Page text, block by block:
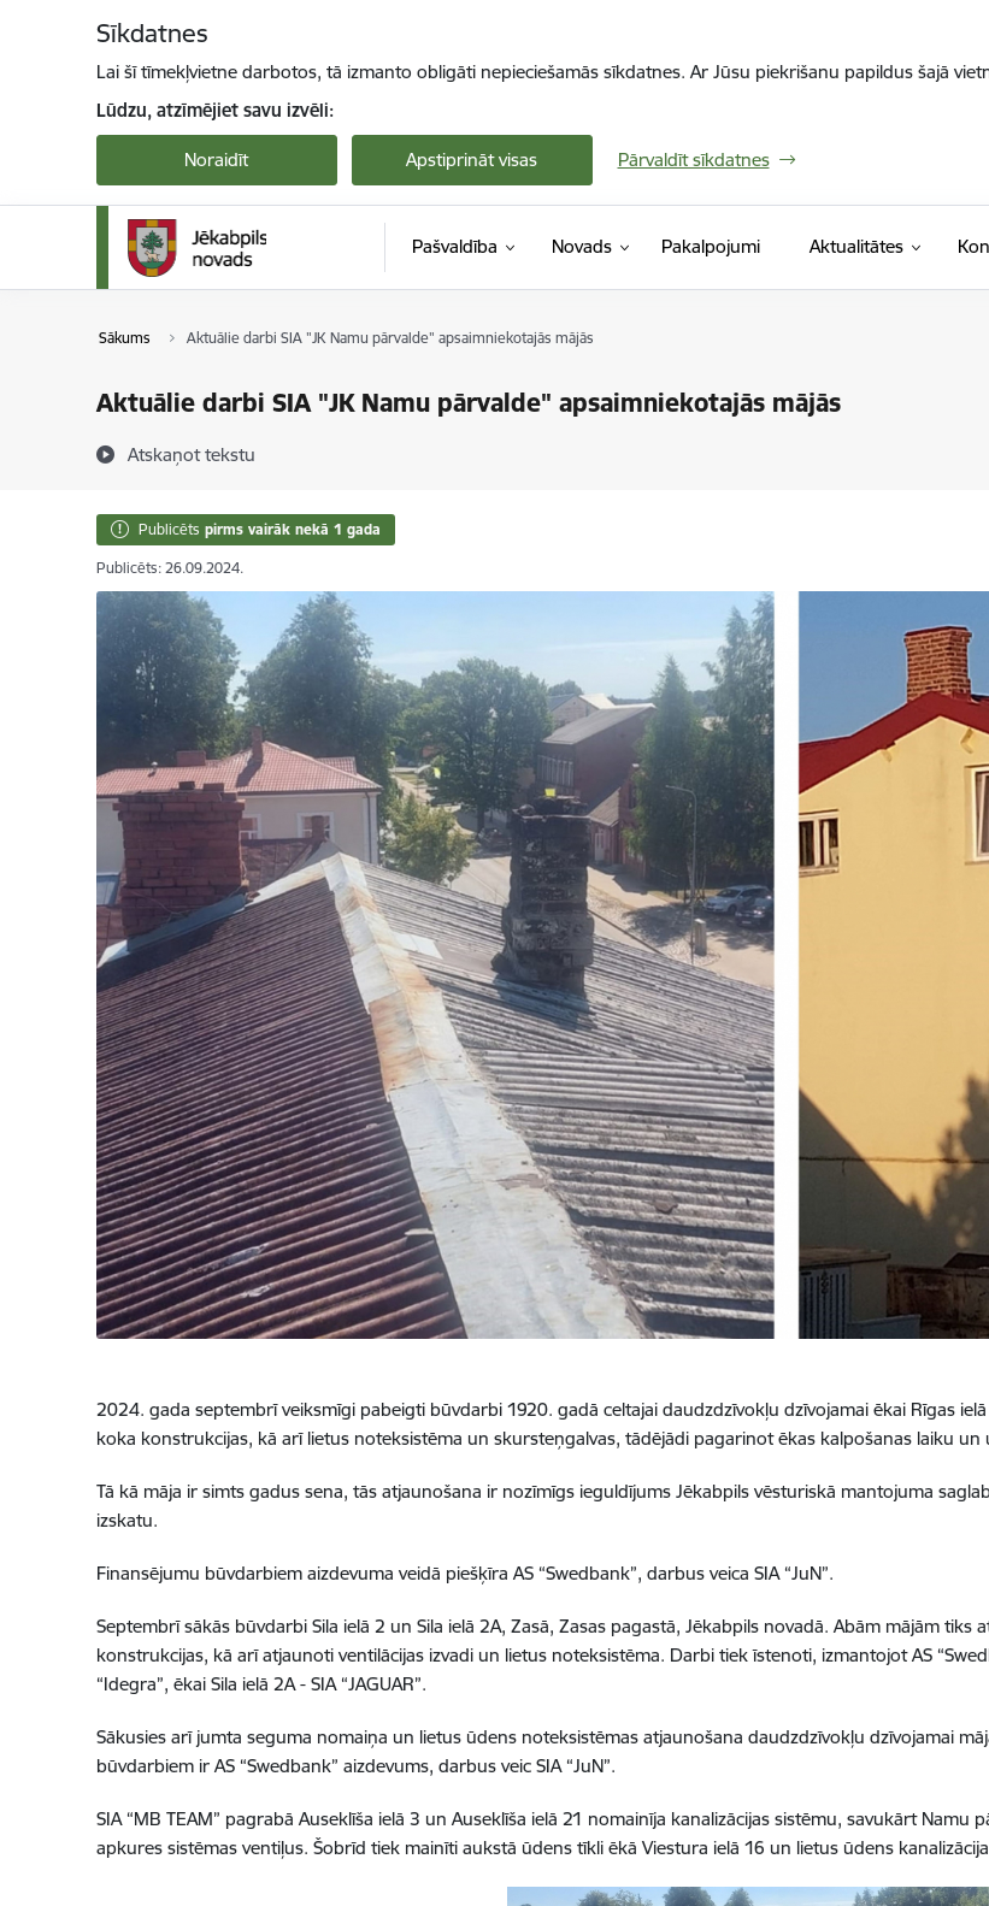
Sīkdatnes
Lai šī tīmekļvietne darbotos, tā izmanto obligāti nepieciešamās sīkdatnes. Ar Jūsu piekrišanu papildus šajā
Lūdzu, atzīmējiet savu izvēli:
Noraidīt Apstiprināt visas Pārvaldīt sīkdatnes
Pašvaldība Novads Pakalpojumi Aktualitātes
Sākums Aktuālie darbi SIA "JK Namu pārvalde" apsaimniekotajās mājās
Aktuālie darbi SIA "JK Namu pārvalde" apsaimniekotajās mājās
Atskaņot tekstu
Publicēts pirms vairāk nekā 1 gada
Publicēts: 26.09.2024.
2024. gada septembrī veiksmīgi pabeigti būvdarbi 1920. gadā celtajai daudzdzīvokļu dzīvojamai ēkai Rīgas
koka konstrukcijas, kā arī lietus noteksistēma un skursteņgalvas, tādējādi pagarinot ēkas kalpošanas laiku
Tā kā māja ir simts gadus sena, tās atjaunošana ir nozīmīgs ieguldījums Jēkabpils vēsturiskā mantojuma
izskatu.
Finansējumu būvdarbiem aizdevuma veidā piešķīra AS “Swedbank”, darbus veica SIA “JuN”.
Septembrī sākās būvdarbi Sila ielā 2 un Sila ielā 2A, Zasā, Zasas pagastā, Jēkabpils novadā. Abām mājām
konstrukcijas, kā arī atjaunoti ventilācijas izvadi un lietus noteksistēma. Darbi tiek īstenoti, izmantojotAS
“Idegra”, ēkai Sila ielā 2A - SIA “JAGUAR”.
Sākusies arī jumta seguma nomaiņa un lietus ūdens noteksistēmas atjaunošana daudzdzīvokļu dzīvojamai
būvdarbiem ir AS “Swedbank” aizdevums, darbus veic SIA “JuN”.
SIA “MB TEAM” pagrabā Auseklīša ielā 3 un Auseklīša ielā 21 nomainīja kanalizācijas sistēmu, savukārt Namu
apkures sistēmas ventiļus. Šobrīd tiek mainīti aukstā ūdens tīkli ēkā Viestura ielā 16 un lietus ūdens